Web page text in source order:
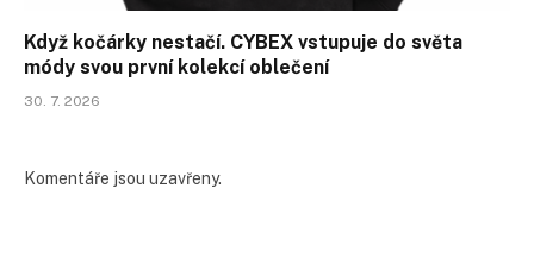
Když kočárky nestačí. CYBEX vstupuje do světa
módy svou první kolekcí oblečení
30. 7. 2026
Komentáře jsou uzavřeny.